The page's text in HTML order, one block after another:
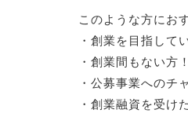
このような方にお
・創業を目指して
・創業間もない方！
・公募事業へのチ
・創業融資を受け